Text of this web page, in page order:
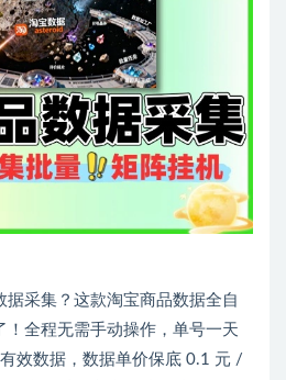
据采集？这款淘宝商品数据全自
！全程无需手动操作，单号一天
效数据，数据单价保底 0.1 元 /